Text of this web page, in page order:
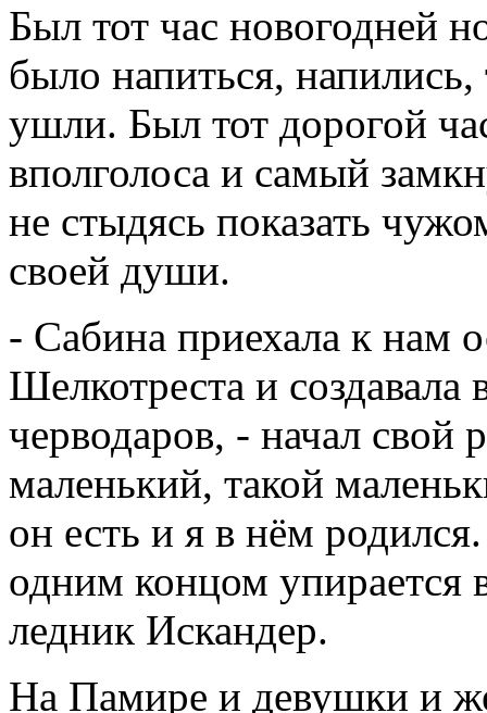
Был тот час новогодней
было напиться,
ушли. Был тот дорогой
вполголоса и самый
не стыдясь показать
своей души.
- Сабина приехала к нам
Шелкотреста и
черводаров, - начал свой
маленький, такой
он есть и я в нём
одним концом упирается
ледник Искандер.
На Памире и девушки и